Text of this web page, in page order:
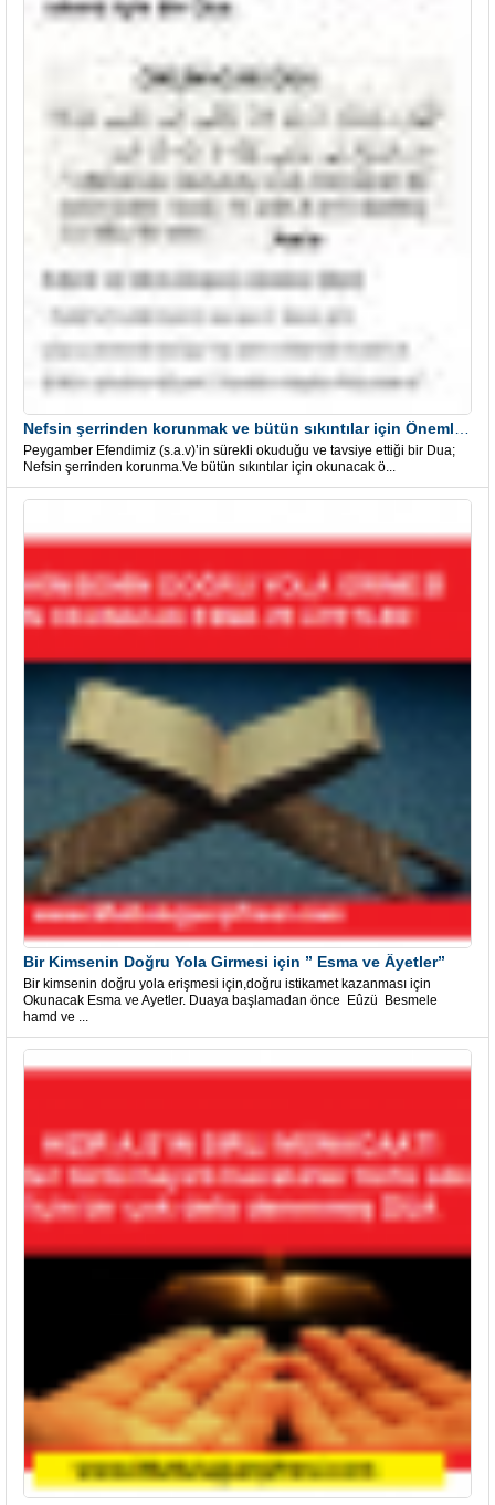
Peygamber Efendimiz (s.a.v)’in sürekli okuduğu ve tavsiye ettiği bir Dua;
Nefsin şerrinden korunma.Ve bütün sıkıntılar için okunacak ö...
Bir Kimsenin Doğru Yola Girmesi için ” Esma ve Âyetler”
Bir kimsenin doğru yola erişmesi için,doğru istikamet kazanması için
Okunacak Esma ve Ayetler. Duaya başlamadan önce Eûzü Besmele
hamd ve ...